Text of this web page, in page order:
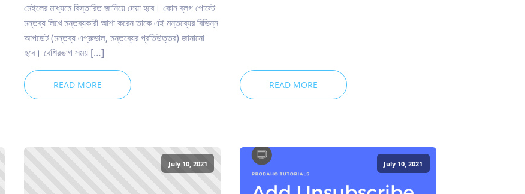
মেইলের মাধ্যমে বিস্তারিত জানিয়ে দেয়া হবে। কোন ব্লগ পোস্টে
মন্তব্য লিখে মন্তব্যকারী আশা করেন তাকে এই মন্তব্যের বিভিন্ন
আপডেট (মন্তব্য এপ্রুভাল, মন্তব্যের প্রতিউত্তর) জানানো
হবে। বেশিরভাগ সময় […]
READ MORE READ MORE
July 10, 2021 July 10, 2021